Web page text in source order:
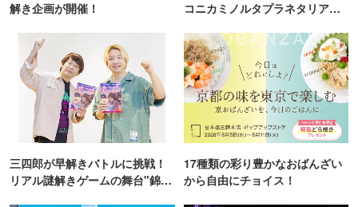
解き企画が開催！
コニカミノルタプラネタリア
三四郎が早解きバトルに挑戦！
リアル謎解きゲームの舞台"錦糸
17種類の彩り豊かなおばんざい
から自由にチョイス！